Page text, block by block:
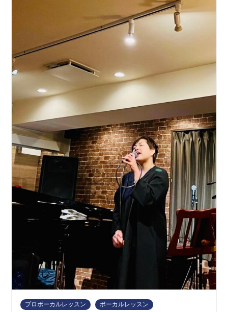
プロボーカルレッスン
ボーカルレッスン